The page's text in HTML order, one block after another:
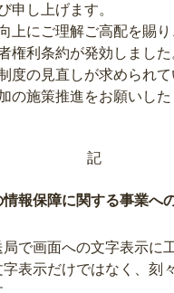
し上げます。
にご理解ご高配を賜り
利条約が発効しました
の見直しが求められ
の施策推進をお願いし
記
報保障に関する事業へ
で画面への文字表示に
表示だけではなく、刻